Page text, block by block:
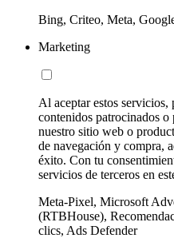
Bing, Criteo, Meta,
Marketing
Al aceptar estos servicios,
contenidos patrocinados o
nuestro sitio web o
de navegación y compra,
éxito. Con tu
servicios de terceros en
Meta-Pixel, Microsoft
(RTBHouse),
clics, Ads Defender